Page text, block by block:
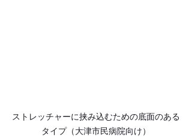
ストレッチャーに挟み込むための底面のある
タイプ（大津市民病院向け）